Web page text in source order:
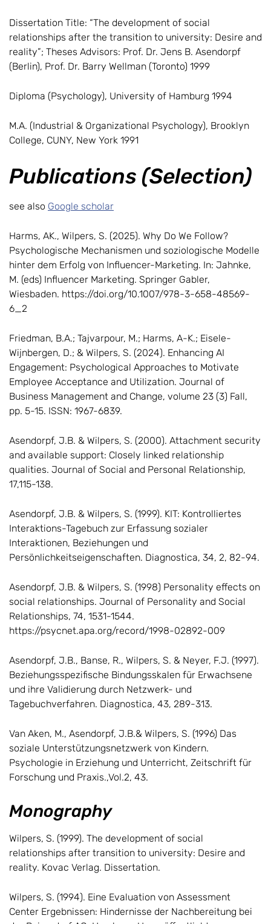
Dissertation Title: “The development of social
relationships after the transition to university: Desire and
reality”; Theses Advisors: Prof. Dr. Jens B. Asendorpf
(Berlin), Prof. Dr. Barry Wellman (Toronto) 1999
Diploma (Psychology), University of Hamburg 1994
M.A. (Industrial & Organizational Psychology), Brooklyn
College, CUNY, New York 1991
Publications (Selection)
see also Google scholar
Harms, AK., Wilpers, S. (2025). Why Do We Follow?
Psychologische Mechanismen und soziologische Modelle
hinter dem Erfolg von Influencer-Marketing. In: Jahnke,
M. (eds) Influencer Marketing. Springer Gabler,
Wiesbaden. https://doi.org/10.1007/978-3-658-48569-
6_2
Friedman, B.A.; Tajvarpour, M.; Harms, A-K.; Eisele-
Wijnbergen, D.; & Wilpers, S. (2024). Enhancing AI
Engagement: Psychological Approaches to Motivate
Employee Acceptance and Utilization. Journal of
Business Management and Change, volume 23 (3) Fall,
pp. 5-15. ISSN: 1967-6839.
Asendorpf, J.B. & Wilpers, S. (2000). Attachment security
and available support: Closely linked relationship
qualities. Journal of Social and Personal Relationship,
17,115-138.
Asendorpf, J.B. & Wilpers, S. (1999). KIT: Kontrolliertes
Interaktions-Tagebuch zur Erfassung sozialer
Interaktionen, Beziehungen und
Persönlichkeitseigenschaften. Diagnostica, 34, 2, 82-94.
Asendorpf, J.B. & Wilpers, S. (1998) Personality effects on
social relationships. Journal of Personality and Social
Relationships, 74, 1531-1544.
https://psycnet.apa.org/record/1998-02892-009
Asendorpf, J.B., Banse, R., Wilpers, S. & Neyer, F.J. (1997).
Beziehungsspezifische Bindungsskalen für Erwachsene
und ihre Validierung durch Netzwerk- und
Tagebuchverfahren. Diagnostica, 43, 289-313.
Van Aken, M., Asendorpf, J.B.& Wilpers, S. (1996) Das
soziale Unterstützungsnetzwerk von Kindern.
Psychologie in Erziehung und Unterricht, Zeitschrift für
Forschung und Praxis.,Vol.2, 43.
Monography
Wilpers, S. (1999). The development of social
relationships after transition to university: Desire and
reality. Kovac Verlag. Dissertation.
Wilpers, S. (1994). Eine Evaluation von Assessment
Center Ergebnissen: Hindernisse der Nachbereitung bei